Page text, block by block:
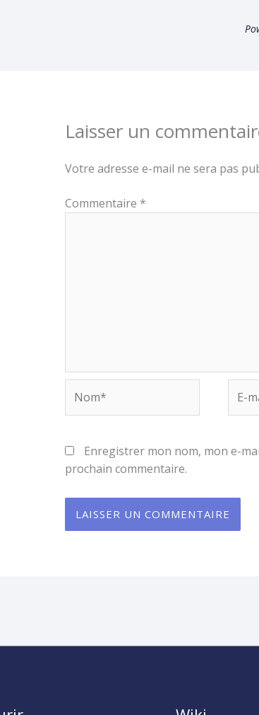
Laisser un
Votre adresse e-mail ne sera pas
Commentaire *
mail*
Enregistrer mon nom, mon e-
prochain commentaire.